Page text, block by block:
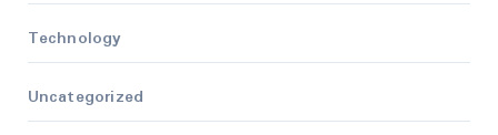
Technology
Uncategorized